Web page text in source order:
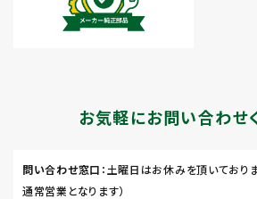
お気軽にお問い合わせ
問い合わせ窓口 ：土曜日はお休みを頂いており
通常営業となります）